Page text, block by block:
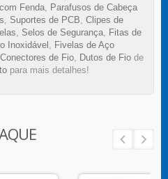
Fenda
Parafusos de Cabeça
Suportes de PCB Clipes de
Selos de Segurança
Fitas de
Inoxidável
Fivelas de Aço
Conectores de Fio Dutos de Fio de
para mais detalhes!